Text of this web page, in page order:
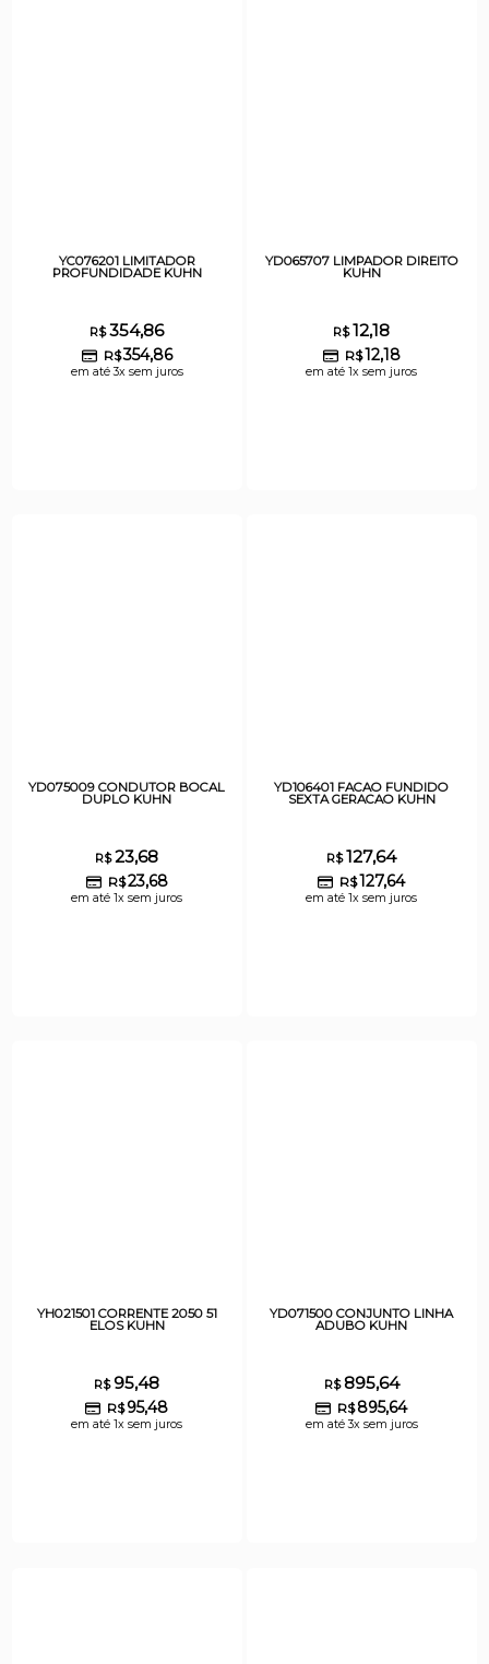
YC076201 LIMITADOR
PROFUNDIDADE KUHN
R$354,86
R$354,86
em até 3x sem juros
YD065707 LIMPADOR DIREITO
KUHN
R$12,18
R$12,18
em até 1x sem juros
YD075009 CONDUTOR BOCAL
DUPLO KUHN
R$23,68
R$23,68
em até 1x sem juros
YD106401 FACAO FUNDIDO
SEXTA GERACAO KUHN
R$127,64
R$127,64
em até 1x sem juros
YH021501 CORRENTE 2050 51
ELOS KUHN
R$95,48
R$95,48
em até 1x sem juros
YD071500 CONJUNTO LINHA
ADUBO KUHN
R$895,64
R$895,64
em até 3x sem juros